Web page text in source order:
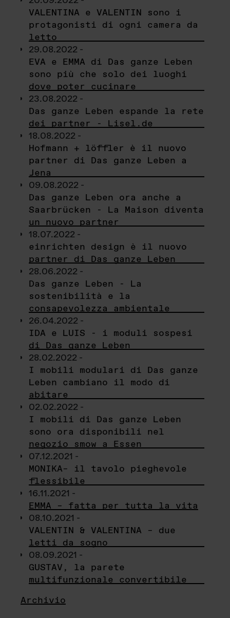
VALENTINA e VALENTIN sono i
protagonisti di ogni camera da
letto
29.08.2022 -
EVA e EMMA di Das ganze Leben
sono più che solo dei luoghi
dove poter cucinare
23.08.2022 -
Das ganze Leben espande la rete
dei partner - Lisel.de
18.08.2022 -
Hofmann + löffler è il nuovo
partner di Das ganze Leben a
Jena
09.08.2022 -
Das ganze Leben ora anche a
Saarbrücken - La Maison diventa
un nuovo partner
18.07.2022 -
einrichten design è il nuovo
partner di Das ganze Leben
28.06.2022 -
Das ganze Leben - La
sostenibilità e la
consapevolezza ambientale
26.04.2022 -
IDA e LUIS - i moduli sospesi
di Das ganze Leben
28.02.2022 -
I mobili modulari di Das ganze
Leben cambiano il modo di
abitare
02.02.2022 -
I mobili di Das ganze Leben
sono ora disponibili nel
negozio smow a Essen
07.12.2021 -
MONIKA– il tavolo pieghevole
flessibile
16.11.2021 -
EMMA – fatta per tutta la vita
08.10.2021 -
VALENTIN & VALENTINA – due
letti da sogno
08.09.2021 -
GUSTAV, la parete
multifunzionale convertibile
Archivio